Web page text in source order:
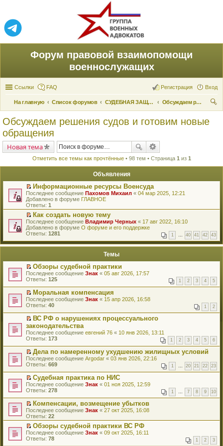
Форум правовой взаимопомощи
военнослужащих
Ссылки FAQ Вход
Регистрация
На главную Список форумов СУДЕБНАЯ ЗАЩИТА ПРАВ
Обсуждаем решения судов и готовим новые обращения
Обсуждаем решения судов и готовим новые
обращения
Новая тема
Отметить все темы как прочтённые• 98 тем • Страница 1 из 1
Объявления
П
е
р
е
й
т
и
к
е
о
м
у
н
е
п
р
о
и
а
н
н
о
м
у
с
о
о
б
щ
н
и
ю
Информационные ресурсы Военсуда
Последнее сообщение Пахомов Михаил « 04 мар 2025, 12:21
Добавлено в форуме ГЛАВНОЕ
Ответы: 1
П
е
р
й
к
п
е
р
в
о
м
у
е
п
р
о
ч
и
т
а
н
о
м
у
с
о
о
б
щ
е
н
и
ю
Как создать новую тему
Последнее сообщение Владимир Черных « 17 авг 2022, 16:10
Добавлено в форуме О форуме и его поддержке
Ответы: 1281 1 … 40 41 42 43
Темы
П
е
е
й
т
и
к
п
е
р
в
м
у
н
е
п
р
о
ч
и
а
н
н
о
м
у
Обзоры судебной практики
Последнее сообщение Знак « 05 авг 2026, 17:57
Ответы: 125 1 2 3 4 5
П
е
е
й
т
и
к
п
е
р
в
м
у
н
е
п
р
о
ч
и
т
а
н
Моральная компенсация
Последнее сообщение Знак « 15 апр 2026, 16:58
Ответы: 40 1 2
П
е
р
е
й
т
и
к
п
е
р
в
м
у
н
е
п
р
о
ВС РФ о нарушениях процессуального
законодательства
Последнее сообщение евгений 76 « 10 янв 2026, 13:11
Ответы: 173 1 2 3 4 5 6
П
е
е
й
т
и
к
п
е
р
в
о
м
у
Дела по намеренному ухудшению жилищных условий
Последнее сообщение Argodar « 03 янв 2026, 22:16
Ответы: 669 1 … 20 21 22 23
П
е
е
й
т
и
к
п
е
р
Судебная практика по НИС
Последнее сообщение Знак « 01 ноя 2025, 12:59
Ответы: 278 1 … 7 8 9 10
П
е
р
е
й
т
Компенсации, возмещение убытков
Последнее сообщение Знак « 27 окт 2025, 16:08
Ответы: 22
П
е
Обзоры судебной практики ВС РФ
Последнее сообщение Знак « 09 окт 2025, 16:11
Ответы: 78 1 2 3